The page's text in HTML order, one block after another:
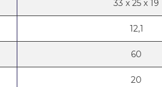
33 x 25 x 19
12,1
60
20